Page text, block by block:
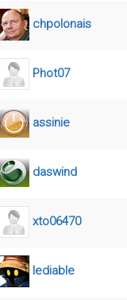
chpolonais
Phot07
assinie
daswind
xto06470
lediable